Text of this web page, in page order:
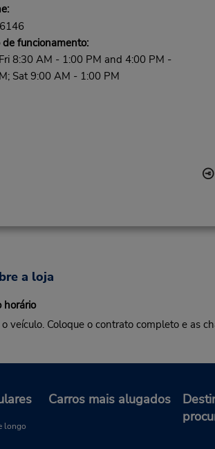
funcionamento:
8:30 AM - 1:00 PM and 4:00 PM -
Sat 9:00 AM - 1:00 PM
a loja
horário
veículo. Coloque o contrato completo e as
longo
Carros mais alugados